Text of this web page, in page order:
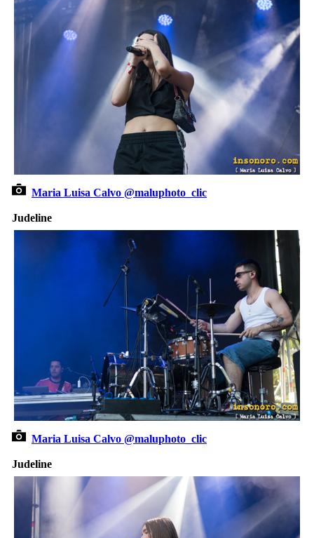
Maria Luisa Calvo @maluphoto_clic
Judeline
Maria Luisa Calvo @maluphoto_clic
Judeline